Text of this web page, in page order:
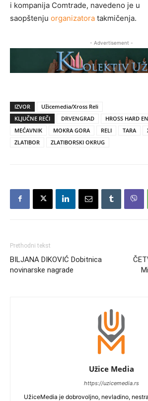
i kompanija Comtrade, navedeno je u
saopštenju organizatora takmičenja.
- Advertisement -
IZVOR
Užicemedia/Xross Reli
KLJUČNE REČI
DRVENGRAD
HROSS HARD
MEĆAVNIK
MOKRA GORA RELI TARA
ZLATIBOR
ZLATIBORSKI OKRUG
Prethodni tekst
BILJANA DIKOVIĆ Dobitnica
novinarske nagrade
Užice Media
https://uzicemedia.rs
UžiceMedia je dobrovoljno, nevladino,